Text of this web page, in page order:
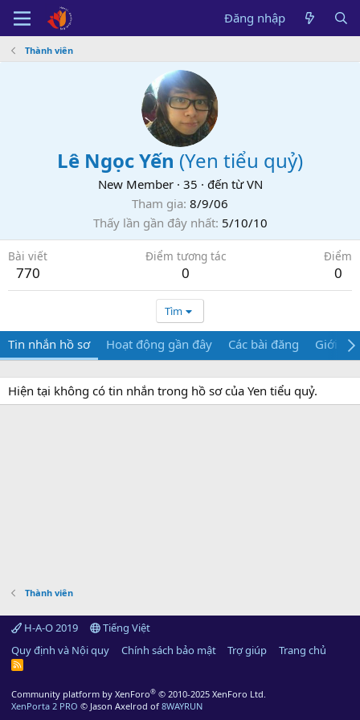
Đăng nhập
Thành viên
Lê Ngọc Yến (Yen tiểu quỷ)
New Member · 35 · đến từ VN
Tham gia 8/9/06
Thấy lần gần đây nhất 5/10/10
Bài viết
770
Điểm tương tác
0
Điểm
0
Tìm
Tin nhắn hồ sơ Hoạt động gần đây Các bài đăng Giới
Hiện tại không có tin nhắn trong hồ sơ của Yen tiểu quỷ.
Thành viên
H-A-O 2019
Tiếng Việt
Quy định và Nội quy
Chính sách bảo mật Trợ giúp Trang chủ
R
Community platform by XenForo® © 2010-2025 XenForo Ltd.
XenPorta 2 PRO © Jason Axelrod of 8WAYRUN